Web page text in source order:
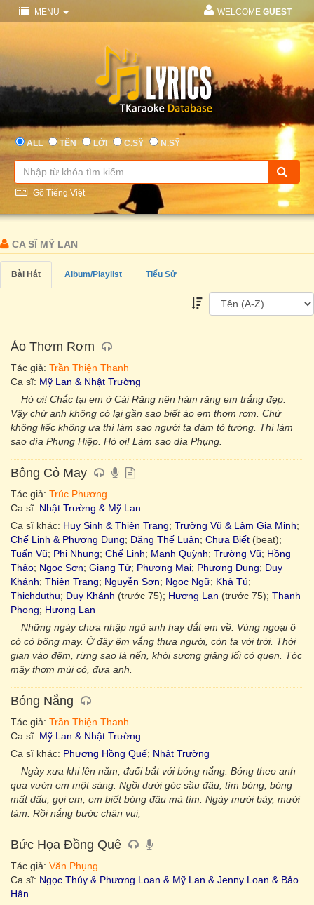
MENU WELCOME GUEST
ALL TÊN LỜI C.SỸ N.SỸ
Gõ Tiếng Việt
CA SĨ MỸ LAN
Bài Hát Album/Playlist Tiểu Sử
Áo Thơm Rơm
Tác giả: Trần Thiện Thanh
Ca sĩ: Mỹ Lan & Nhật Trường
Hò ơi! Chắc tại em ở Cái Răng nên hàm răng em trắng đẹp.
Vậy chứ anh không có lại gần sao biết áo em thơm rơm. Chứ
không liếc không ưa thì làm sao người ta dám tỏ tường. Thì làm
sao dìa Phụng Hiệp. Hò ơi! Làm sao dìa Phụng.
Bông Cỏ May
Tác giả: Trúc Phương
Ca sĩ: Nhật Trường & Mỹ Lan
Ca sĩ khác: Huy Sinh & Thiên Trang; Trường Vũ & Lâm Gia Minh;
Chế Linh & Phương Dung; Đặng Thế Luân; Chưa Biết (beat);
Tuấn Vũ; Phi Nhung; Chế Linh; Mạnh Quỳnh; Trường Vũ; Hồng
Thảo; Ngọc Sơn; Giang Tử; Phượng Mai; Phương Dung; Duy
Khánh; Thiên Trang; Nguyễn Sơn; Ngọc Ngữ; Khả Tú;
Thichduthu; Duy Khánh (trước 75); Hương Lan (trước 75); Thanh
Phong; Hương Lan
Những ngày chưa nhập ngũ anh hay dắt em về. Vùng ngoại ô
có cỏ bông may. Ở đây êm vắng thưa người, còn ta với trời. Thời
gian vào đêm, rừng sao là nến, khói sương giăng lối cỏ quen. Tóc
mây thơm mùi cỏ, đưa anh.
Bóng Nắng
Tác giả: Trần Thiện Thanh
Ca sĩ: Mỹ Lan & Nhật Trường
Ca sĩ khác: Phương Hồng Quế; Nhật Trường
Ngày xưa khi lên năm, đuổi bắt với bóng nắng. Bóng theo anh
qua vườn em một sáng. Ngồi dưới góc sầu đâu, tìm bóng, bóng
mất dấu, gọi em, em biết bóng đâu mà tìm. Ngày mười bảy, mười
tám. Rồi nắng bước chân vui,
Bức Họa Đồng Quê
Tác giả: Văn Phụng
Ca sĩ: Ngọc Thúy & Phương Loan & Mỹ Lan & Jenny Loan & Bảo
Hân